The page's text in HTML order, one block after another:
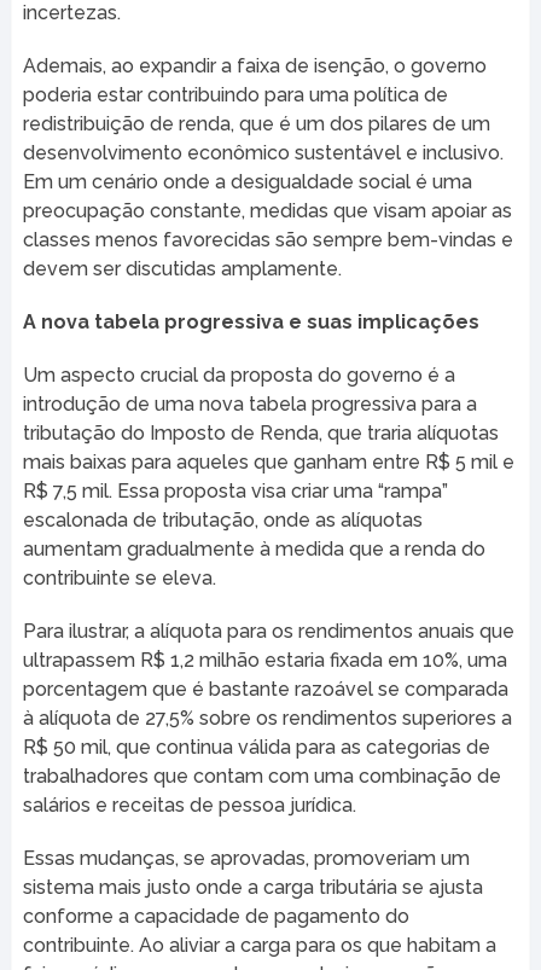
incertezas.
Ademais, ao expandir a faixa de isenção, o governo
poderia estar contribuindo para uma política de
redistribuição de renda, que é um dos pilares de um
desenvolvimento econômico sustentável e inclusivo.
Em um cenário onde a desigualdade social é uma
preocupação constante, medidas que visam apoiar as
classes menos favorecidas são sempre bem-vindas e
devem ser discutidas amplamente.
A nova tabela progressiva e suas implicações
Um aspecto crucial da proposta do governo é a
introdução de uma nova tabela progressiva para a
tributação do Imposto de Renda, que traria alíquotas
mais baixas para aqueles que ganham entre R$ 5 mil e
R$ 7,5 mil. Essa proposta visa criar uma “rampa”
escalonada de tributação, onde as alíquotas
aumentam gradualmente à medida que a renda do
contribuinte se eleva.
Para ilustrar, a alíquota para os rendimentos anuais que
ultrapassem R$ 1,2 milhão estaria fixada em 10%, uma
porcentagem que é bastante razoável se comparada
à alíquota de 27,5% sobre os rendimentos superiores a
R$ 50 mil, que continua válida para as categorias de
trabalhadores que contam com uma combinação de
salários e receitas de pessoa jurídica.
Essas mudanças, se aprovadas, promoveriam um
sistema mais justo onde a carga tributária se ajusta
conforme a capacidade de pagamento do
contribuinte. Ao aliviar a carga para os que habitam a